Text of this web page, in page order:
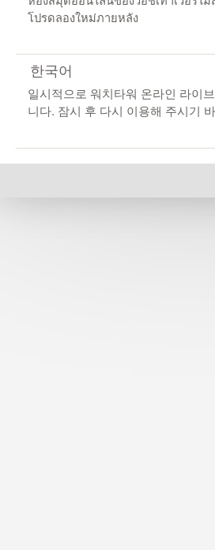
โปรดลองใหม่ภายหลัง
한국어
일시적으로 워치타워 온라인 라이
니다. 잠시 후 다시 이용해 주시기